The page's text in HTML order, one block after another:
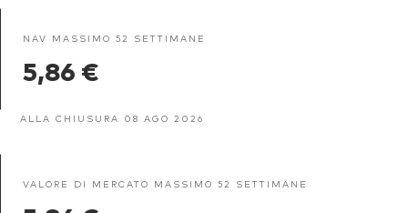
NAV MASSIMO 52 SETTIMANE
5,86 €
ALLA CHIUSURA 08 AGO 2026
VALORE DI MERCATO MASSIMO 52 SETTIMANE